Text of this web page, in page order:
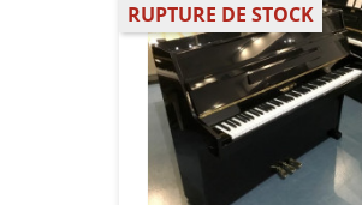
RUPTURE DE STOCK